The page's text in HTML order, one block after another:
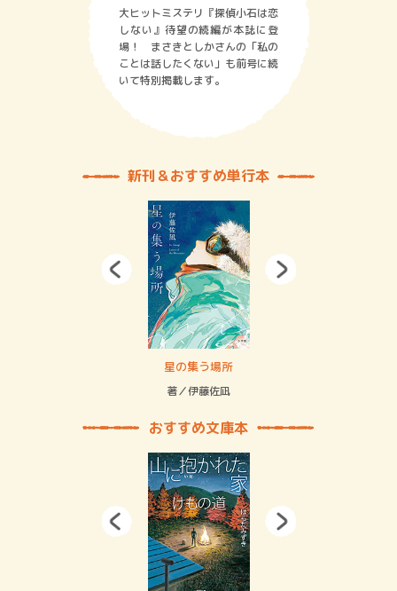
大ヒットミステリ『探偵小石は恋
しない』待望の続編が本誌に登
場！ まさきとしかさんの「私の
ことは話したくない」も前号に続
いて特別掲載します。
新刊＆おすすめ単行本
星の集う場所
著／伊藤佐凪
おすすめ文庫本